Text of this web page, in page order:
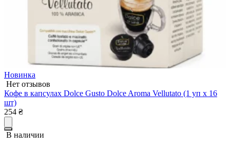
Новинка
Нет отзывов
Кофе в капсулах Dolce Gusto Dolce Aroma Vellutato (1 уп х 16
шт)
254 ₴
В наличии